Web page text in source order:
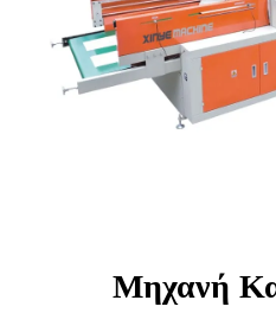
Μηχανή